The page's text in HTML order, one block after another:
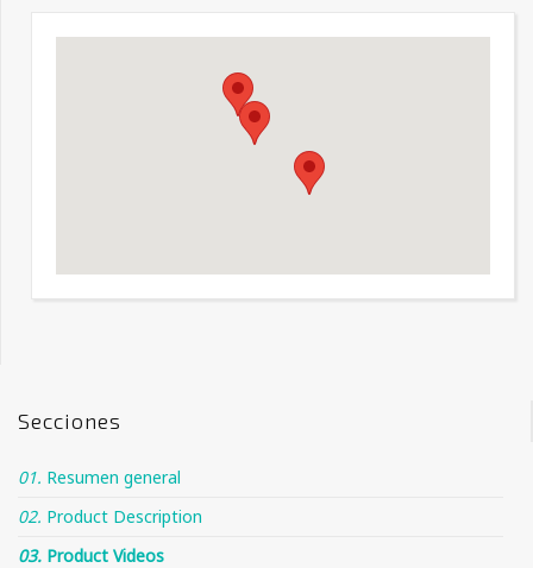
Secciones
01. Resumen general
02. Product Description
03. Product Videos